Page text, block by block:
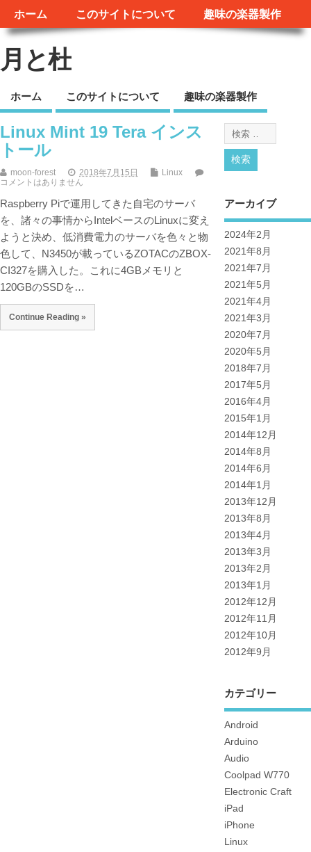
ホーム このサイトについて 趣味の楽器製作
月と杜
ホーム このサイトについて 趣味の楽器製作
Linux Mint 19 Tera インス
トール
moon-forest 2018年7月15日
Linux
コメントはありません
Raspberry Piで運用してきた自宅のサーバ
を、諸々の事情からIntelベースのLinuxに変え
ようと決め、低消費電力のサーバを色々と物
色して、N3450が載っているZOTACのZBOX-
CI327を購入した。これに4GBメモリと
120GBのSSDを…
Continue Reading »
アーカイブ
2024年2月
2021年8月
2021年7月
2021年5月
2021年4月
2021年3月
2020年7月
2020年5月
2018年7月
2017年5月
2016年4月
2015年1月
2014年12月
2014年8月
2014年6月
2014年1月
2013年12月
2013年8月
2013年4月
2013年3月
2013年2月
2013年1月
2012年12月
2012年11月
2012年10月
2012年9月
カテゴリー
Android
Arduino
Audio
Coolpad W770
Electronic Craft
iPad
iPhone
Linux